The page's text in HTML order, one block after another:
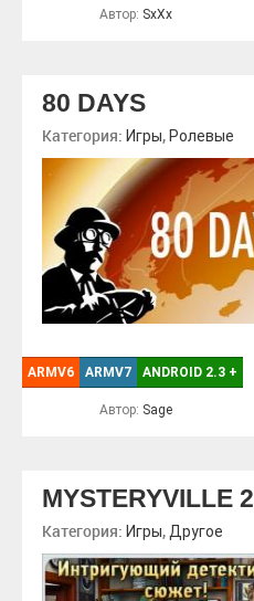
Автор: SxXx
80 DAYS
Категория: Игры, Ролевые
ARMV6 ARMV7 ANDROID 2.3 +
Автор: Sage
MYSTERYVILLE 2
Категория: Игры, Другое